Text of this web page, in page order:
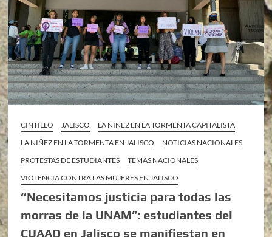
CINTILLO JALISCO
LA NIÑEZ EN LA TORMENTA CAPITALISTA
LA NIÑEZ EN LA TORMENTA EN JALISCO
NOTICIAS NACIONALES
PROTESTAS DE ESTUDIANTES
TEMAS NACIONALES
VIOLENCIA CONTRA LAS MUJERES EN JALISCO
“Necesitamos justicia para todas las
morras de la UNAM”: estudiantes del
CUAAD en Jalisco se manifiestan en